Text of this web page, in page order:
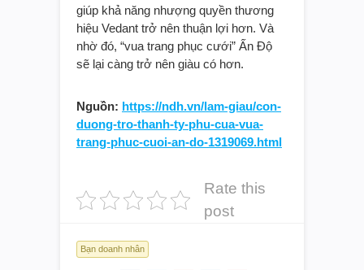
giúp khả năng nhượng quyền thương
hiệu Vedant trở nên thuận lợi hơn. Và
nhờ đó, “vua trang phục cưới” Ấn Độ
sẽ lại càng trở nên giàu có hơn.
Nguồn: https://ndh.vn/lam-giau/con-
duong-tro-thanh-ty-phu-cua-vua-
trang-phuc-cuoi-an-do-1319069.html
Rate this
post
Bạn doanh nhân